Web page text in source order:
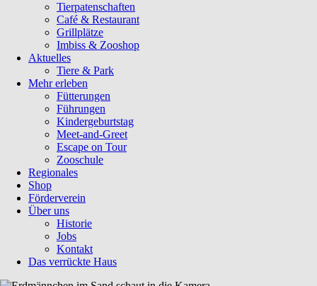
Tierpatenschaften
Café & Restaurant
Grillplätze
Imbiss & Zooshop
Aktuelles
Tiere & Park
Mehr erleben
Fütterungen
Führungen
Kindergeburtstag
Meet-and-Greet
Escape on Tour
Zooschule
Regionales
Shop
Förderverein
Über uns
Historie
Jobs
Kontakt
Das verrückte Haus